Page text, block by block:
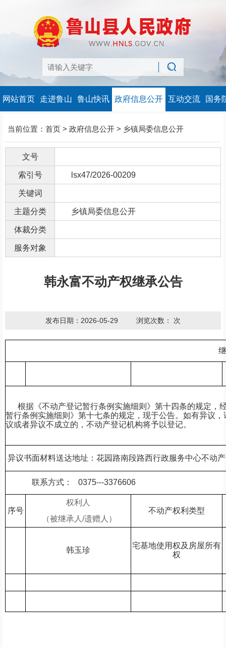
网站首页 走进鲁山 鲁山快讯 政府信息公开 互动交流 国务
当前位置： 首页 > 政府信息公开 > 乡镇局委信息公开
文号
索引号 lsx47/2026-00209
关键词
主题分类 乡镇局委信息公开
体裁分类
服务对象
韩永富不动产权继承公告
发布日期：2026-05-29 浏览次数： 次
根据《不动产登记暂行条例实施细则》第十四条的规定，
暂行条例实施细则》第十七条的规定，现于公告。如有异议
议或者异议不成立的，不动产登记机构将予以登记。
异议书面材料送达地址：花园路南段路西行政服务中心不动
联系方式： 0375---3376606
序号
权利人
（被继承人/遗赠人）
不动产权利类型
韩玉珍
宅基地使用权及房屋所有
权